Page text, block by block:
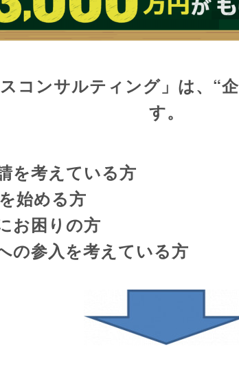
コンサルティング」は、 “
す。
を考えている方
始める方
お困りの方
の参入を考えている方